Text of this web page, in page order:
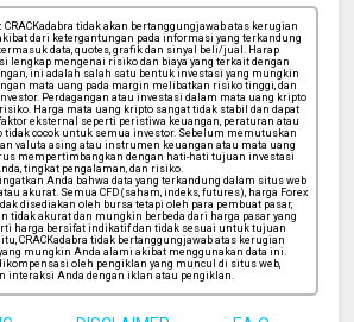
CRACKadabra tidak akan bertanggungjawab atas kerugian
dari ketergantungan pada informasi yang terkandung
data, quotes, grafik dan sinyal beli/jual. Harap
lengkap mengenai risiko dan biaya yang terkait dengan
ini adalah salah satu bentuk investasi yang mungkin
mata uang pada margin melibatkan risiko tinggi, dan
Perdagangan atau investasi dalam mata uang kripto
Harga mata uang kripto sangat tidak stabil dan dapat
eksternal seperti peristiwa keuangan, peraturan atau
tidak cocok untuk semua investor. Sebelum memutuskan
valuta asing atau instrumen keuangan atau mata uang
mempertimbangkan dengan hati-hati tujuan investasi
tingkat pengalaman, dan risiko.
Anda bahwa data yang terkandung dalam situs web
akurat. Semua CFD (saham, indeks, futures), harga Forex
disediakan oleh bursa tetapi oleh para pembuat pasar,
tidak akurat dan mungkin berbeda dari harga pasar yang
harga bersifat indikatif dan tidak sesuai untuk tujuan
CRACKadabra tidak bertanggungjawab atas kerugian
mungkin Anda alami akibat menggunakan data ini.
dikompensasi oleh pengiklan yang muncul di situs web,
interaksi Anda dengan iklan atau pengiklan.